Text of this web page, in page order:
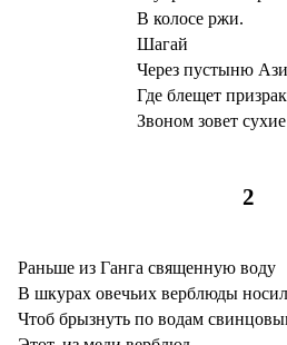
В колосе ржи.
Шагай
Через пустыню
Где блещет призрак
Звоном зовет
2
Раньше из Ганга священную воду
В шкурах овечьих верблюды
Чтоб брызнуть по водам